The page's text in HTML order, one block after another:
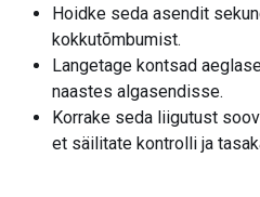
Hoidke seda asendit
kokkutõmbumist.
Langetage kontsad
naastes algasendisse.
Korrake seda liigutust
et säilitate kontrolli ja